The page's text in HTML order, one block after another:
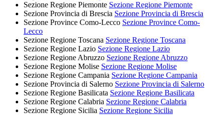
Sezione Regione Piemonte Sezione Regione Piemonte
Sezione Provincia di Brescia Sezione Provincia di Brescia
Sezione Province Como-Lecco Sezione Province Como-
Lecco
Sezione Regione Toscana Sezione Regione Toscana
Sezione Regione Lazio Sezione Regione Lazio
Sezione Regione Abruzzo Sezione Regione Abruzzo
Sezione Regione Molise Sezione Regione Molise
Sezione Regione Campania Sezione Regione Campania
Sezione Provincia di Salerno Sezione Provincia di Salerno
Sezione Regione Basilicata Sezione Regione Basilicata
Sezione Regione Calabria Sezione Regione Calabria
Sezione Regione Sicilia Sezione Regione Sicilia